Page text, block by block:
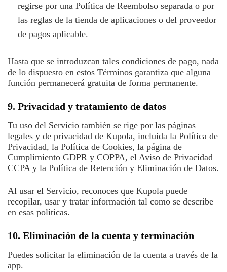
regirse por una Política de Reembolso separada o por
las reglas de la tienda de aplicaciones o del proveedor
de pagos aplicable.
Hasta que se introduzcan tales condiciones de pago, nada
de lo dispuesto en estos Términos garantiza que alguna
función permanecerá gratuita de forma permanente.
9. Privacidad y tratamiento de datos
Tu uso del Servicio también se rige por las páginas
legales y de privacidad de Kupola, incluida la Política de
Privacidad, la Política de Cookies, la página de
Cumplimiento GDPR y COPPA, el Aviso de Privacidad
CCPA y la Política de Retención y Eliminación de Datos.
Al usar el Servicio, reconoces que Kupola puede
recopilar, usar y tratar información tal como se describe
en esas políticas.
10. Eliminación de la cuenta y terminación
Puedes solicitar la eliminación de la cuenta a través de la
app.